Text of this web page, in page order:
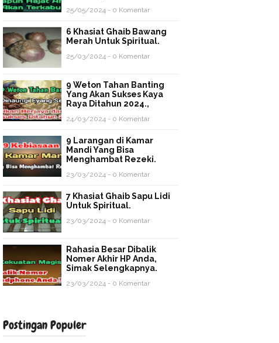
25/05/2024 - 0 Komentar
6 Khasiat Ghaib Bawang
Merah Untuk Spiritual.
25/03/2024 - 0 Komentar
9 Weton Tahan Banting
Yang Akan Sukses Kaya
Raya Ditahun 2024.,
24/03/2024 - 0 Komentar
9 Larangan di Kamar
Mandi Yang Bisa
Menghambat Rezeki.
23/03/2024 - 0 Komentar
7 Khasiat Ghaib Sapu Lidi
Untuk Spiritual.
23/03/2024 - 0 Komentar
Rahasia Besar Dibalik
Nomer Akhir HP Anda,
Simak Selengkapnya.
23/03/2024 - 0 Komentar
Postingan Populer